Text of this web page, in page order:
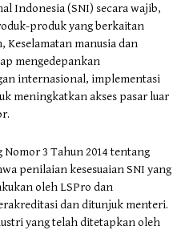
Indonesia (SNI) secara wajib,
produk yang berkaitan
Keselamatan manusia dan
mengedepankan
internasional, implementasi
meningkatkan akses pasar luar
3 Tahun 2014 tentang
penilaian kesesuaian SNI yang
oleh LSPro dan
dan ditunjuk menteri.
yang telah ditetapkan oleh